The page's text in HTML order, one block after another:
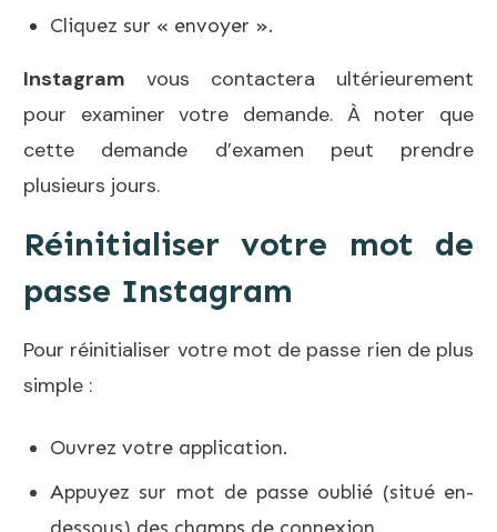
Cliquez sur « envoyer ».
Instagram vous contactera ultérieurement
pour examiner votre demande. À noter que
cette demande d’examen peut prendre
plusieurs jours.
Réinitialiser votre mot de
passe Instagram
Pour réinitialiser votre mot de passe rien de plus
simple :
Ouvrez votre application.
Appuyez sur mot de passe oublié (situé en-